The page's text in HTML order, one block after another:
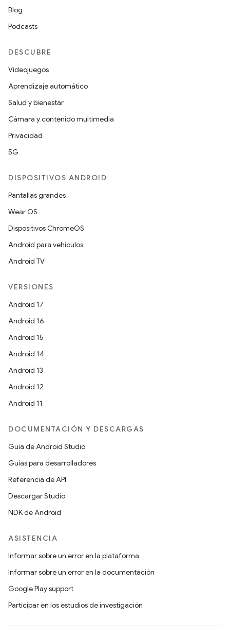
Blog
Podcasts
DESCUBRE
Videojuegos
Aprendizaje automático
Salud y bienestar
Cámara y contenido multimedia
Privacidad
5G
DISPOSITIVOS ANDROID
Pantallas grandes
Wear OS
Dispositivos ChromeOS
Android para vehículos
Android TV
VERSIONES
Android 17
Android 16
Android 15
Android 14
Android 13
Android 12
Android 11
DOCUMENTACIÓN Y DESCARGAS
Guía de Android Studio
Guías para desarrolladores
Referencia de API
Descargar Studio
NDK de Android
ASISTENCIA
Informar sobre un error en la plataforma
Informar sobre un error en la documentación
Google Play support
Participar en los estudios de investigación